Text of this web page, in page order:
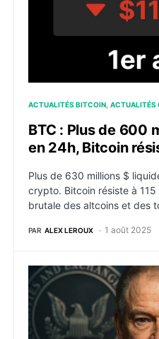
ACTUALITÉS BITCOIN ACTUALITÉS
BTC : Plus de 600
en 24h, Bitcoin
Plus de 630 millions $
crypto. Bitcoin résiste à
brutale des altcoins et des
PAR ALEX LEROUX 1 août 2025
« Project Crypto » : la